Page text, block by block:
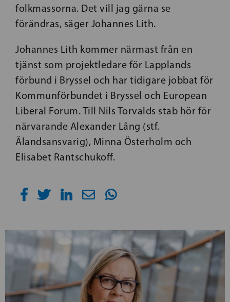
folkmassorna. Det vill jag gärna se
förändras, säger Johannes Lith.
Johannes Lith kommer närmast från en
tjänst som projektledare för Lapplands
förbund i Bryssel och har tidigare jobbat för
Kommunförbundet i Bryssel och European
Liberal Forum. Till Nils Torvalds stab hör för
närvarande Alexander Lång (stf.
Ålandsansvarig), Minna Österholm och
Elisabet Rantschukoff.